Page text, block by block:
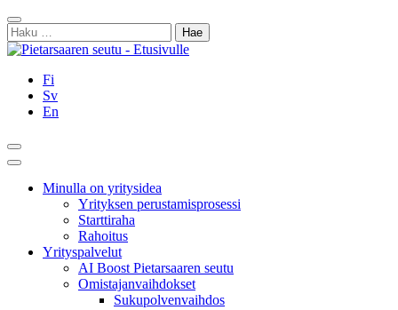
Siirry
sisältöön
Sulje
Haku:
Fi
Sv
En
Hae
Päävalikko
Minulla on yritysidea
Yrityksen perustamisprosessi
Starttiraha
Rahoitus
Yrityspalvelut
AI Boost Pietarsaaren seutu
Omistajanvaihdokset
Sukupolvenvaihdos